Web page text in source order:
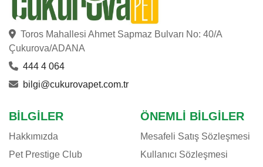
Toros Mahallesi Ahmet Sapmaz Bulvarı No: 40/A
Çukurova/ADANA
444 4 064
bilgi@cukurovapet.com.tr
BILGILER
Hakkımızda
Pet Prestige Club
ÖNEMLI BILGILER
Mesafeli Satış Sözleşmesi
Kullanıcı Sözleşmesi